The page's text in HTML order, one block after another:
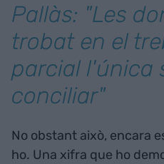
Pallàs: "Les
trobat en el
parcial l'única
conciliar"
No obstant això, encara
ho. Una xifra que ho